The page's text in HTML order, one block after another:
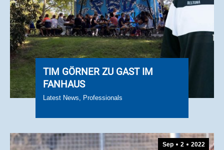
TIM GÖRNER ZU GAST IM
FANHAUS
Latest News, Professionals
Sep 2 2022